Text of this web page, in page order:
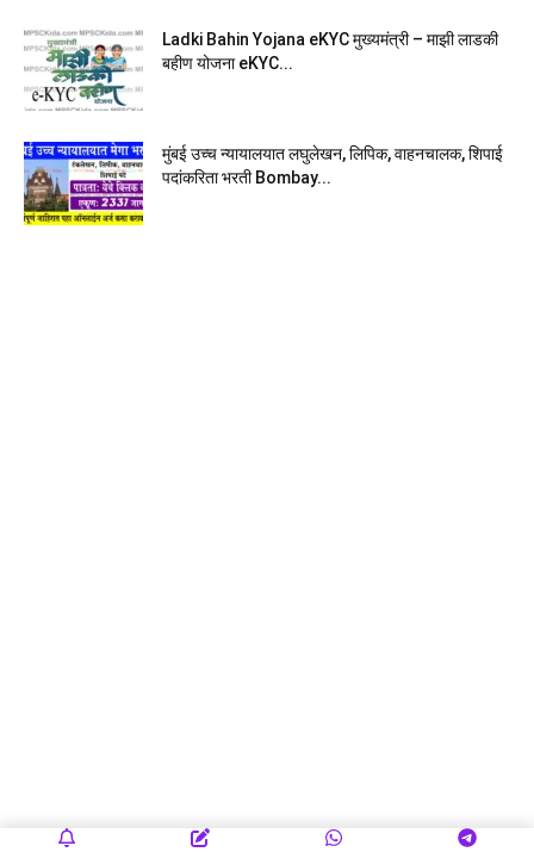
Ladki Bahin Yojana eKYC मुख्यमंत्री – माझी लाडकी
बहीण योजना eKYC...
मुंबई उच्च न्यायालयात लघुलेखन, लिपिक, वाहनचालक, शिपाई
पदांकरिता भरती Bombay...